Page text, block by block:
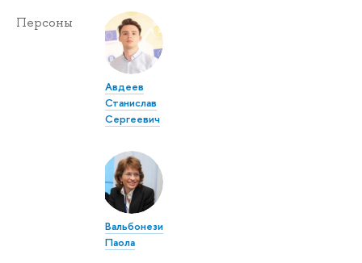
Персоны
Авдеев
Станислав
Сергеевич
Вальбонези
Паола